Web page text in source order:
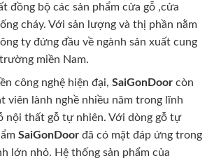
đồng bộ các sản phẩm cửa gỗ ,cửa
cháy. Với sản lượng và thị phần nằm
ty đứng đầu về ngành sản xuất cung
miền Nam.
công nghệ hiện đại, SaiGonDoor còn
viên lành nghề nhiều năm trong lĩnh
nội thất gỗ tự nhiên. Với dòng gỗ tự
SaiGonDoor đã có mặt đáp ứng trong
lớn nhỏ. Hệ thống sản phẩm của